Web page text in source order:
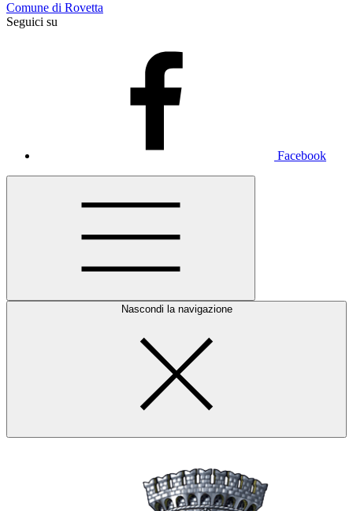
Comune di Rovetta
Seguici su
Facebook
Nascondi la navigazione